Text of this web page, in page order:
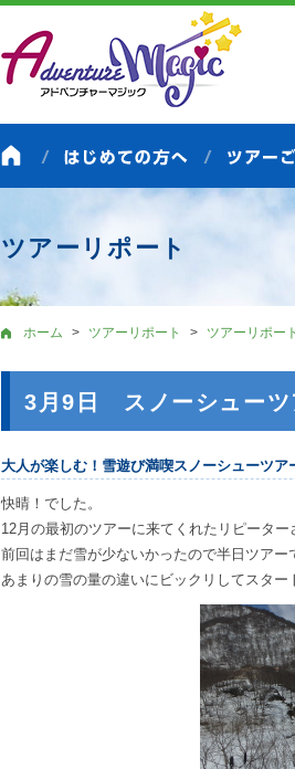
ツアーリポート
ホーム ツアーリポート ツアーリポー
3月9日 スノーシュー
大人が楽しむ！雪遊び満喫スノーシューツ
快晴！でした。
12月の最初のツアーに来てくれたリピータ
前回はまだ雪が少ないかったので半日ツア
あまりの雪の量の違いにビックリしてスター